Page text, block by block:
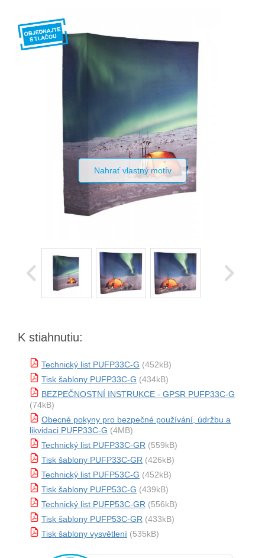
Nahrať vlastný motív
K stiahnutiu:
Technický list PUFP33C-G (452kB)
Tisk šablony PUFP33C-G (434kB)
BEZPEČNOSTNÍ INSTRUKCE - GPSR PUFP33C-G
(74kB)
Obecné pokyny pro bezpečné používání, údržbu a
likvidaci PUFP33C-G (4MB)
Technický list PUFP33C-GR (559kB)
Tisk šablony PUFP33C-GR (426kB)
Technický list PUFP53C-G (452kB)
Tisk šablony PUFP53C-G (439kB)
Technický list PUFP53C-GR (556kB)
Tisk šablony PUFP53C-GR (433kB)
Tisk šablony vysvětlení (535kB)